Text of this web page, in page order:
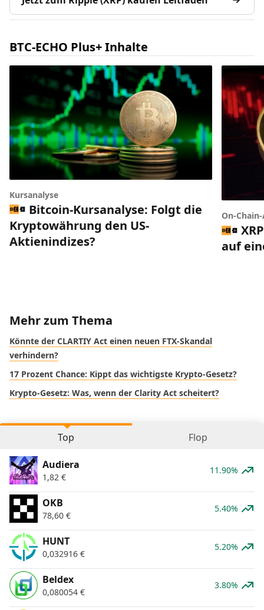
BTC-ECHO Plus+ Inhalte
Kursanalyse
Bitcoin-Kursanalyse: Folgt die
Kryptowährung den US-
Aktienindizes?
On-
auf
Mehr zum Thema
Könnte der CLARTIY Act einen neuen FTX-Skandal
verhindern?
17 Prozent Chance: Kippt das wichtigste Krypto-Gesetz?
Krypto-Gesetz: Was, wenn der Clarity Act scheitert?
Top Flop
Audiera
1,82 €
11.90%
OKB
78,60 €
5.40%
HUNT
0,032916 €
5.20%
Beldex
0,080054 €
3.80%